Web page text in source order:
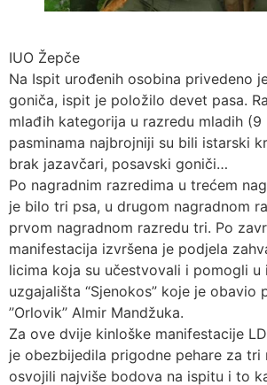
IUO Žepče
Na Ispit urođenih osobina privedeno
goniča, ispit je položilo devet pasa.
mlađih kategorija u razredu mladih (9
pasminama najbrojniji su bili istarski
brak jazavčari, posavski goniči…
Po nagradnim razredima u trećem
je bilo tri psa, u drugom nagradnom
prvom nagradnom razredu tri. Po
manifestacija izvršena je podjela
licima koja su učestvovali i pomogli u
uzgajališta “Sjenokos” koje je obavio
’’Orlovik’’ Almir Mandžuka.
Za ove dvije kinloške manifestacije
je obezbijedila prigodne pehare za tri
osvojili najviše bodova na ispitu i to